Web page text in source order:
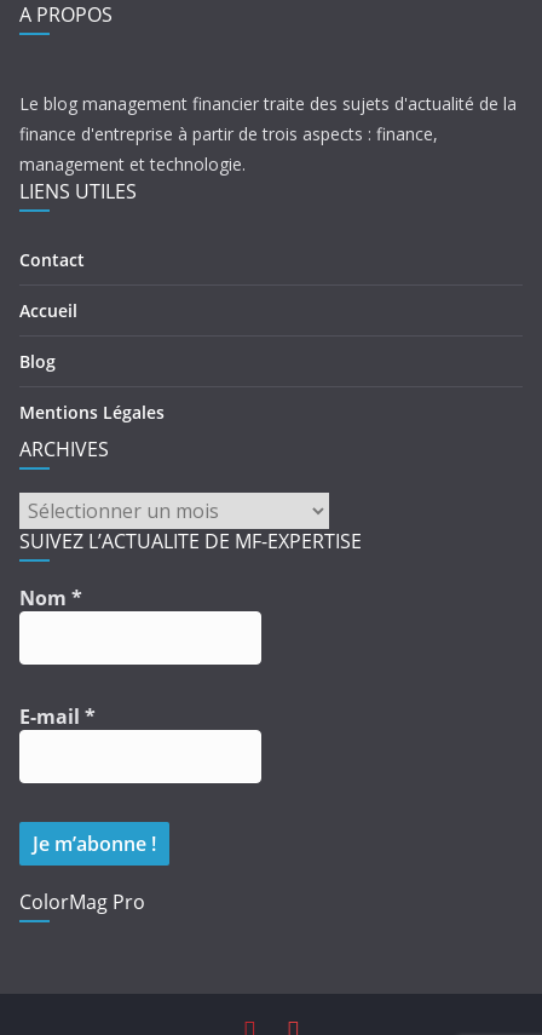
A PROPOS
Le blog management financier traite des sujets d'actualité de la
finance d'entreprise à partir de trois aspects : finance,
management et technologie.
LIENS UTILES
Contact
Accueil
Blog
Mentions Légales
ARCHIVES
ARCHIVES
SUIVEZ L’ACTUALITE DE MF-EXPERTISE
Nom *
E-mail *
ColorMag Pro